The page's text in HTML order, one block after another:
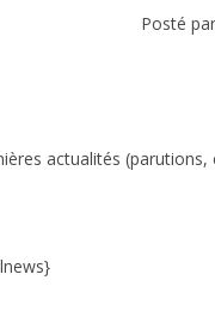
Posté
actualités